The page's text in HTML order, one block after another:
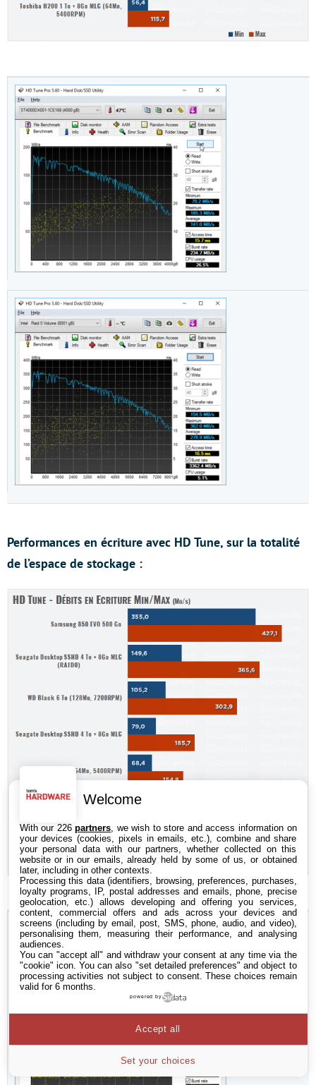
Performances en écriture avec HD Tune, sur la totalité
de l’espace de stockage :
Welcome
With our 226partners , we wish to store and access information on
your devices (cookies, pixels in emails, etc.), combine and share
your personal data with our partners, whether collected on this
website or in our emails, already held by some of us, or obtained
later, including in other contexts.
Processing this data (identifiers, browsing, preferences, purchases,
loyalty programs, IP, postal addresses and emails, phone, precise
geolocation, etc.) allows developing and offering you services,
content, commercial offers and ads across your devices and
screens (including by email, post, SMS, phone, audio, and video),
personalising them, measuring their performance, and analysing
audiences.
You can "accept all" and withdraw your consent at any time via the
"cookie" icon. You can also "set detailed preferences" and object to
processing activities not subject to consent. These choices remain
valid for 6 months.
powered by
Set your choices
Accept all